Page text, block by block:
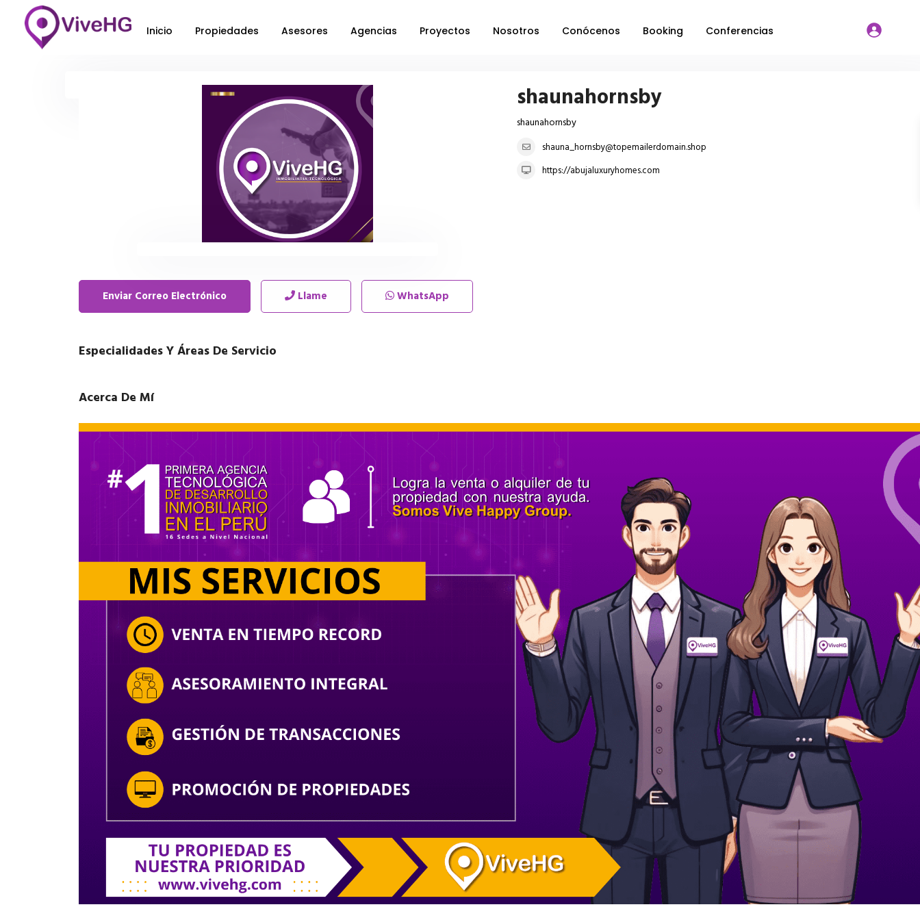
Inicio Propiedades Asesores Agencias Proyectos Nosotros Conócenos Booking Conferencias
shaunahornsby
shaunahornsby
shauna_hornsby@topemailerdomain.shop
https://abujaluxuryhomes.com
Enviar Correo Electrónico Llame WhatsApp
Especialidades Y Áreas De Servicio
Acerca De Mí